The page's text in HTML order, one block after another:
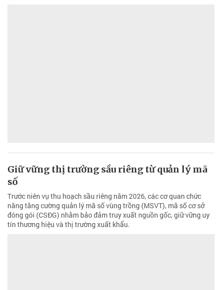
Giữ vững thị trường sầu riêng từ quản lý mã
số
Trước niên vụ thu hoạch sầu riêng năm 2026, các cơ quan chức
năng tăng cường quản lý mã số vùng trồng (MSVT), mã số cơ sở
đóng gói (CSĐG) nhằm bảo đảm truy xuất nguồn gốc, giữ vững uy
tín thương hiệu và thị trường xuất khẩu.